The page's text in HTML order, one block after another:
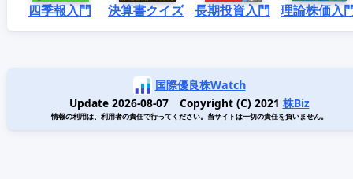
四季報入門 決算書クイズ 長期投資入門 理論株価入
国際優良株Watch
Update 2026-08-07 Copyright (C) 2021 株Biz
情報の利用は、利用者の責任で行ってください。当サイトは一切の責任を負いません。